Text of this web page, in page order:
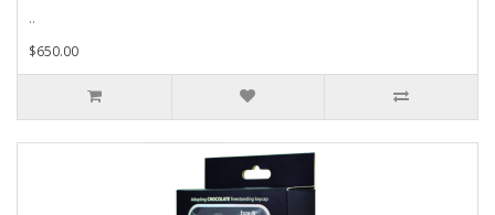
..
$650.00